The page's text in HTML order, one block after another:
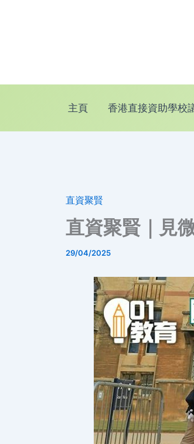
容
主頁 香港直接資助學校
直資聚賢
直資聚賢｜見
29/04/2025